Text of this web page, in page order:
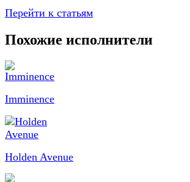
Перейти к статьям
Похожие исполнители
Imminence
Holden Avenue